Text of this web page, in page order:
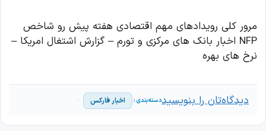
مرور کلی رویدادهای مهم اقتصادی هفته پیش رو شاخص
NFP اخبار بانک های مرکزی و تورم – گزارش اشتغال امریکا –
نرخ های بهره
اخبار فارکس دیدگاه‌تان را بنویسید